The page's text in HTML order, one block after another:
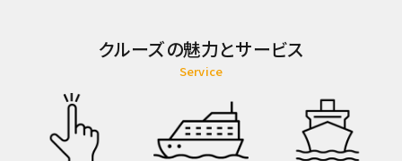
クルーズの魅力とサービス
Service